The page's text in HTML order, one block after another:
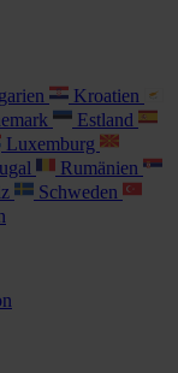
Kroatien
Estland
Luxemburg
Rumänien
Schweden